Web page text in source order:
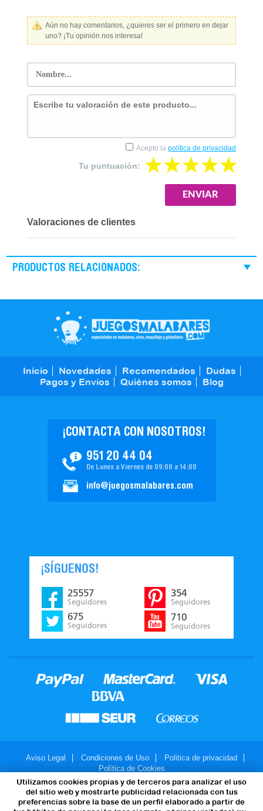
Utilizamos cookies propias y de terceros para analizar el uso
del sitio web y mostrarte publicidad relacionada con tus
preferencias sobre la base de un perfil elaborado a partir de
Aún no hay comentarios, ¿quieres ser el primero en dejar
uno? ¡Tu opinión nos interesa!
Valoraciones de clientes
Tu puntuación:
Acepto la política de privacidad
PRODUCTOS RELACIONADOS:
Inicio Novedades Recomendados
Dudas
Pagos y Envíos
Quiénes somos Blog
951 20 44 04
¡CONTACTA CON NOSOTROS!
De Lunes a Viernes de 09:00 a 14:00
info@juegosmalabares.com
¡SÍGUENOS!
25557
Seguidores
675
Seguidores
354
Seguidores
710
Seguidores
Aviso Legal Condiciones de Uso
Politica de privacidad
Política de Cookies
© 2007-2026 - JuegosMalabares.com